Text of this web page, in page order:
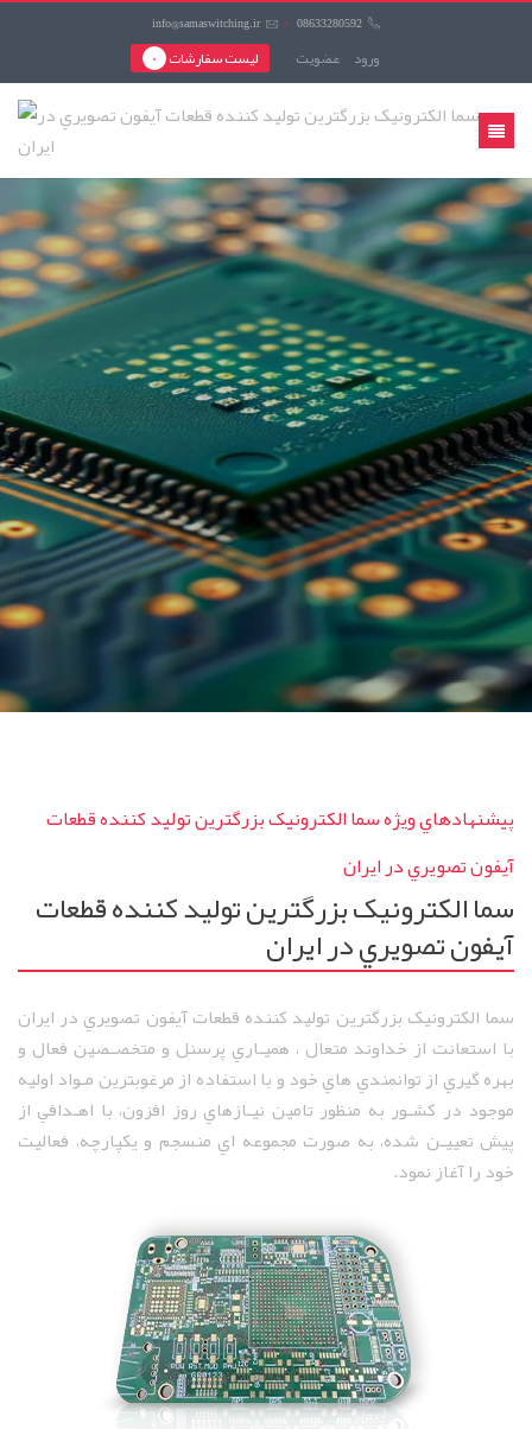
info@samaswitching.ir / 08633280592
0 لیست سفارشات عضويت ورود
منوی
کاربری
سما
الکترونيک
بزرگترين
توليد
کننده
قطعات
آيفون
تصويري
در
ايران
پيشنهادهاي ويژه سما الکترونيک بزرگترين توليد کننده قطعات
آيفون تصويري در ايران
سما الکترونيک بزرگترين توليد کننده قطعات
آيفون تصويري در ايران
سما الکترونيک بزرگترين توليد کننده قطعات آيفون تصويري در ايران
با استعانت از خداوند متعال ، هميـاري پرسنل و متخصـصين فعال و
بهره گيري از توانمندي هاي خود و با استفاده از مرغوبترين مـواد اوليه
موجود در کشـور به منظور تامين نيـازهاي روز افزون، با اهـدافي از
پيش تعييـن شده، به صورت مجموعه اي منسجم و يکپارچه، فعاليت
خود را آغاز نمود.